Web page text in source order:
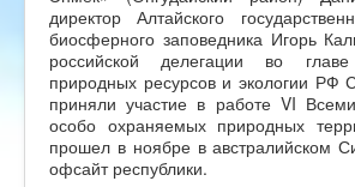
директор Алтайского
биосферного заповедника Игорь
российской делегации во
природных ресурсов и экологии РФ
приняли участие в работе VI
особо охраняемых природных
прошел в ноябре в австралийском
офсайт республики.